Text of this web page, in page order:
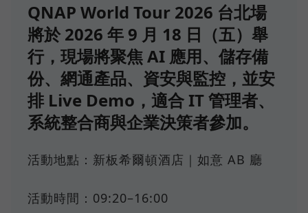
QNAP World Tour 2026 台北場
將於 2026 年 9 月 18 日（五）舉
行，現場將聚焦 AI 應用、儲存備
份、網通產品、資安與監控，並安
排 Live Demo，適合 IT 管理者、
系統整合商與企業決策者參加。
活動地點：新板希爾頓酒店｜如意 AB 廳
活動時間：09:20–16:00